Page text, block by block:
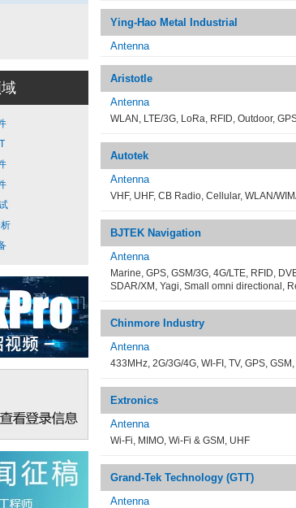
Ying-Hao Metal Industrial
Antenna
Aristotle
Antenna
WLAN, LTE/3G, LoRa, RFID, Outdoor,
Autotek
Antenna
VHF, UHF, CB Radio, Cellular, WLAN/
BJTEK Navigation
Antenna
Marine, GPS, GSM/3G, 4G/LTE, RFID,
SDAR/XM, Yagi, Small omni directional,
Chinmore Industry
Antenna
433MHz, 2G/3G/4G, WI-FI, TV, GPS,
Extronics
Antenna
Wi-Fi, MIMO, Wi-Fi & GSM, UHF
Grand-Tek Technology (GTT)
Antenna